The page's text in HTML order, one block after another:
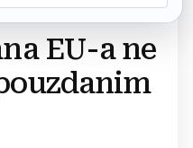
Povratak na članak
EU-a ne